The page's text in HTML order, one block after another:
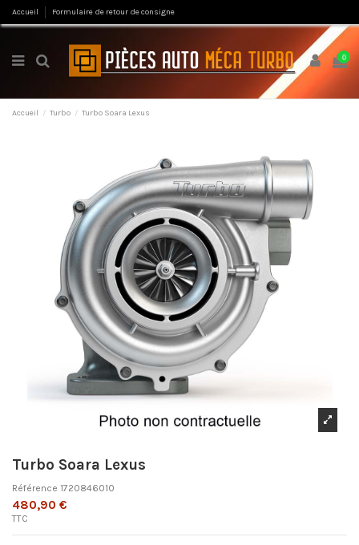
Accueil Formulaire de retour de consigne
0
Accueil Turbo Turbo Soara Lexus
Turbo Soara Lexus
Référence 1720846010
480,90 €
TTC